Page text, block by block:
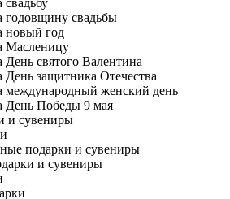
годовщину свадьбы
новый год
Масленицу
святого Валентина
День защитника Отечества
международный женский день
День Победы 9 мая
и сувениры
подарки и сувениры
и сувениры